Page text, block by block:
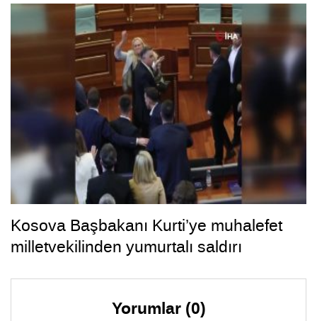
Kosova Başbakanı Kurti’ye muhalefet
milletvekilinden yumurtalı saldırı
Yorumlar (0)